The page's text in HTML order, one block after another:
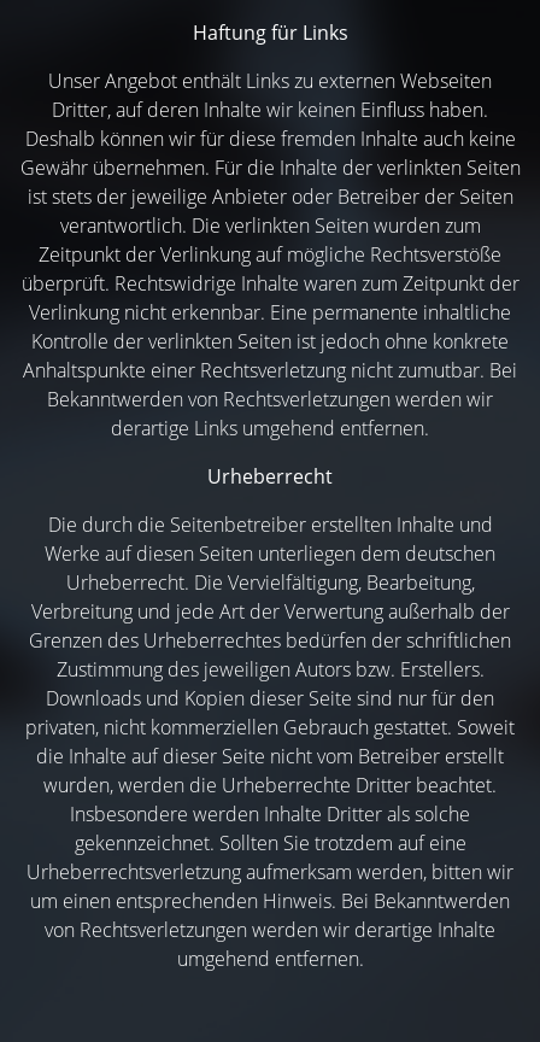
Haftung für Links
Unser Angebot enthält Links zu externen Webseiten
Dritter, auf deren Inhalte wir keinen Einfluss haben.
Deshalb können wir für diese fremden Inhalte auch keine
Gewähr übernehmen. Für die Inhalte der verlinkten Seiten
ist stets der jeweilige Anbieter oder Betreiber der Seiten
verantwortlich. Die verlinkten Seiten wurden zum
Zeitpunkt der Verlinkung auf mögliche Rechtsverstöße
überprüft. Rechtswidrige Inhalte waren zum Zeitpunkt der
Verlinkung nicht erkennbar. Eine permanente inhaltliche
Kontrolle der verlinkten Seiten ist jedoch ohne konkrete
Anhaltspunkte einer Rechtsverletzung nicht zumutbar. Bei
Bekanntwerden von Rechtsverletzungen werden wir
derartige Links umgehend entfernen.
Urheberrecht
Die durch die Seitenbetreiber erstellten Inhalte und
Werke auf diesen Seiten unterliegen dem deutschen
Urheberrecht. Die Vervielfältigung, Bearbeitung,
Verbreitung und jede Art der Verwertung außerhalb der
Grenzen des Urheberrechtes bedürfen der schriftlichen
Zustimmung des jeweiligen Autors bzw. Erstellers.
Downloads und Kopien dieser Seite sind nur für den
privaten, nicht kommerziellen Gebrauch gestattet. Soweit
die Inhalte auf dieser Seite nicht vom Betreiber erstellt
wurden, werden die Urheberrechte Dritter beachtet.
Insbesondere werden Inhalte Dritter als solche
gekennzeichnet. Sollten Sie trotzdem auf eine
Urheberrechtsverletzung aufmerksam werden, bitten wir
um einen entsprechenden Hinweis. Bei Bekanntwerden
von Rechtsverletzungen werden wir derartige Inhalte
umgehend entfernen.